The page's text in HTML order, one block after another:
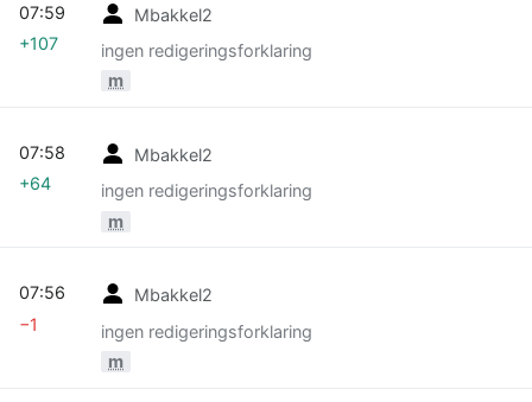
Mbakkel2
ingen redigeringsforklaring
m
07:59
+107
Mbakkel2
ingen redigeringsforklaring
m
07:58
+64
Mbakkel2
ingen redigeringsforklaring
m
07:56
−1